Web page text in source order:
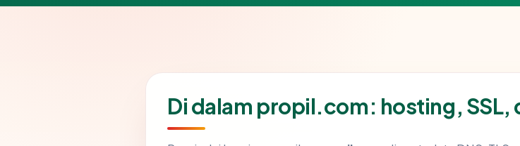
Di dalam propil.com: hosting, SSL,